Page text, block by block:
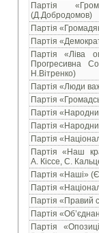
Партія
(Д.Добродомов)
Партія
Партія
Партія «Ліва
Прогресивна
Н.Вітренко)
Партія «Люди
Партія
Партія
Партія
Партія
Партія «Наш
А. Кіссе, С.
Партія «Наші»
Партія
Партія «Правий
Партія
Партія